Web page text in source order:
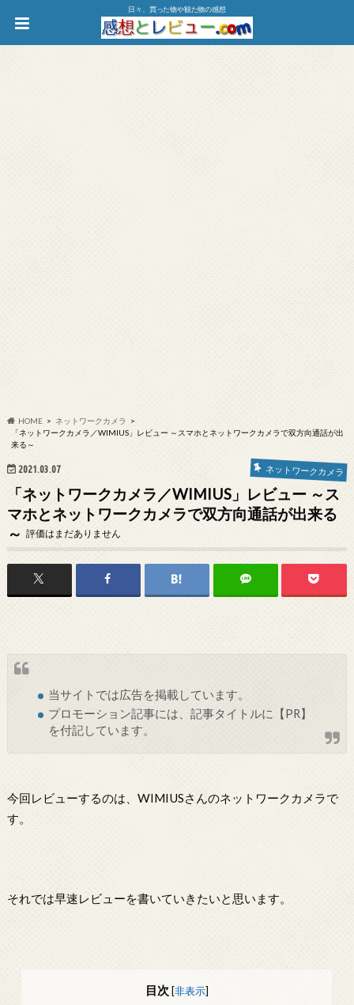
日々、買った物や観た物の感想
HOME
ネットワークカメラ
「ネットワークカメラ／WIMIUS」レビュー ～スマホとネットワークカメラで双方向通話が出
来る～
2021.03.07 ネットワークカメラ
「ネットワークカメラ／WIMIUS」レビュー ～ス
マホとネットワークカメラで双方向通話が出来る
～ 評価はまだありません
当サイトでは広告を掲載しています。
プロモーション記事には、記事タイトルに【PR】
を付記しています。
今回レビューするのは、WIMIUSさんのネットワークカメラで
す。
それでは早速レビューを書いていきたいと思います。
目次 [非表示]